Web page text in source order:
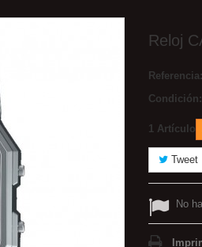
Reloj
Referencia:
Condición:
1 Artículo
Tweet
No